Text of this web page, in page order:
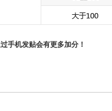
手机发贴会有更多加分！